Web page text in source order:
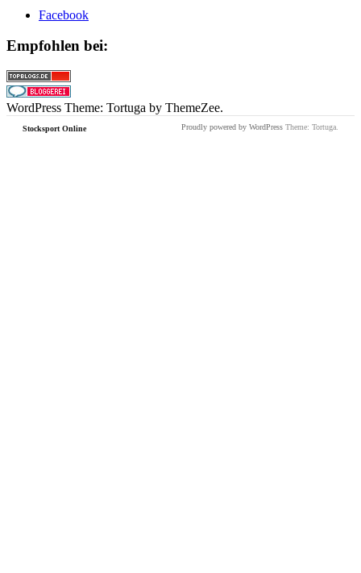
Facebook
Empfohlen bei:
WordPress Theme: Tortuga by ThemeZee.
Stocksport Online Proudly powered by WordPress Theme: Tortuga.